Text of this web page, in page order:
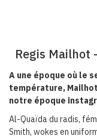
Regis Mailhot
A une époque où le
température,
notre époque
Al-Quaïda du radis,
Smith, wokes en